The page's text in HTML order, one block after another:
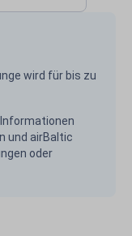
wird für bis zu
Informationen
und airBaltic
oder